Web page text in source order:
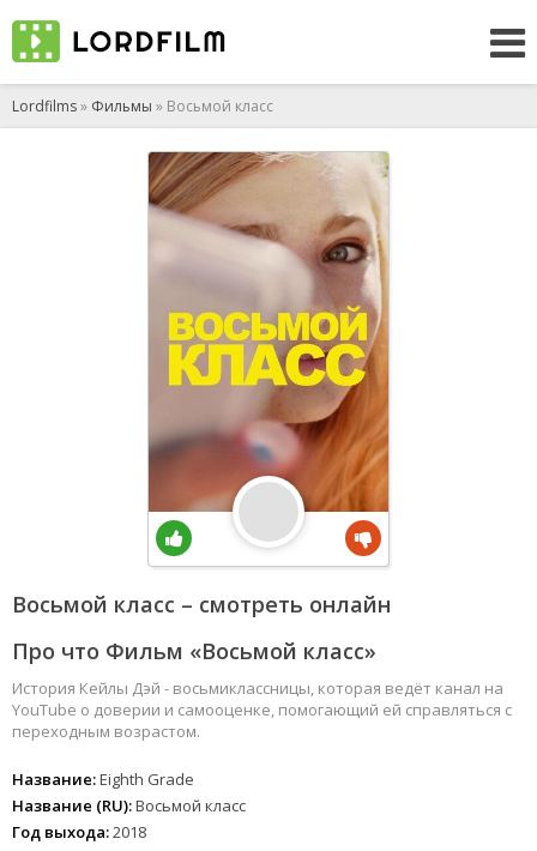
Lordfilms» Фильмы » Восьмой класс
Восьмой класс – смотреть онлайн
Про что Фильм «Восьмой класс»
История Кейлы Дэй - восьмиклассницы, которая ведёт канал на
YouTube о доверии и самооценке, помогающий ей справляться с
переходным возрастом.
Название:Eighth Grade
Название (RU):Восьмой класс
Год выхода:2018